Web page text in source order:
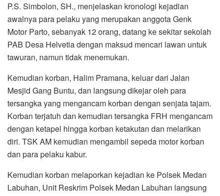
P.S. Simbolon, SH., menjelaskan kronologi kejadian
awalnya para pelaku yang merupakan anggota Genk
Motor Parto, sebanyak 12 orang, datang ke sekitar sekolah
PAB Desa Helvetia dengan maksud mencari lawan untuk
tawuran, namun tidak menemukan.
Kemudian korban, Halim Pramana, keluar dari Jalan
Mesjid Gang Buntu, dan langsung dikejar oleh para
tersangka yang mengancam korban dengan senjata tajam.
Korban terjatuh dan kemudian tersangka FRH mengancam
dengan ketapel hingga korban ketakutan dan melarikan
diri. TSK AM kemudian mengambil sepeda motor korban
dan para pelaku kabur.
Kemudian korban melaporkan kejadian ke Polsek Medan
Labuhan, Unit Reskrim Polsek Medan Labuhan langsung